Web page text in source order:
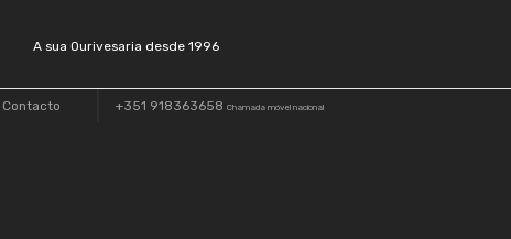
A sua Ourivesaria desde 1996
Contacto +351 918363658 Chamada móvel nacional